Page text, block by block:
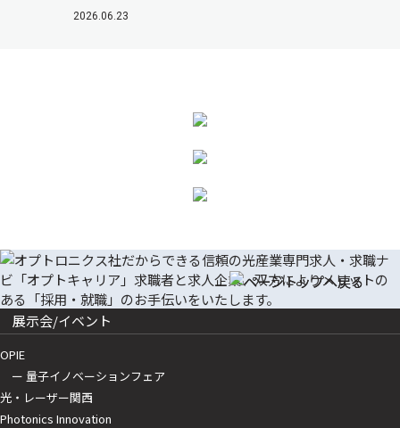
2026.06.23
展示会/イベント
OPIE
ー 量子イノベーションフェア
光・レーザー関西
Photonics Innovation